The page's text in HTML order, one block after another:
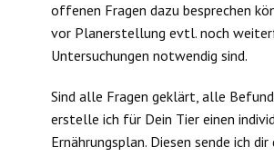
offenen Fragen dazu besprechen
vor Planerstellung evtl. noch
Untersuchungen notwendig sind.
Sind alle Fragen geklärt, alle
erstelle ich für Dein Tier einen
Ernährungsplan. Diesen sende ich dir